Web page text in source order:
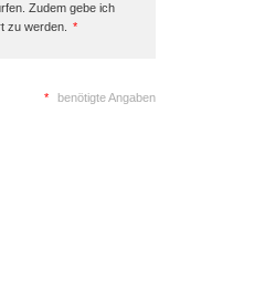
Zudem gebe ich
zu werden.
*
* benötigte Angaben